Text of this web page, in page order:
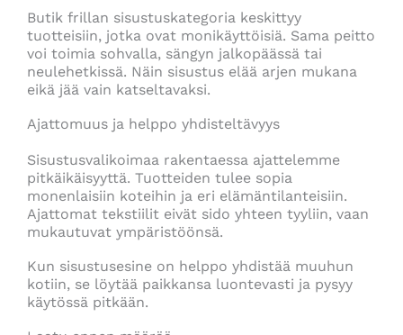
Butik frillan sisustuskategoria keskittyy
tuotteisiin, jotka ovat monikäyttöisiä. Sama peitto
voi toimia sohvalla, sängyn jalkopäässä tai
neulehetkissä. Näin sisustus elää arjen mukana
eikä jää vain katseltavaksi.
Ajattomuus ja helppo yhdisteltävyys
Sisustusvalikoimaa rakentaessa ajattelemme
pitkäikäisyyttä. Tuotteiden tulee sopia
monenlaisiin koteihin ja eri elämäntilanteisiin.
Ajattomat tekstiilit eivät sido yhteen tyyliin, vaan
mukautuvat ympäristöönsä.
Kun sisustusesine on helppo yhdistää muuhun
kotiin, se löytää paikkansa luontevasti ja pysyy
käytössä pitkään.